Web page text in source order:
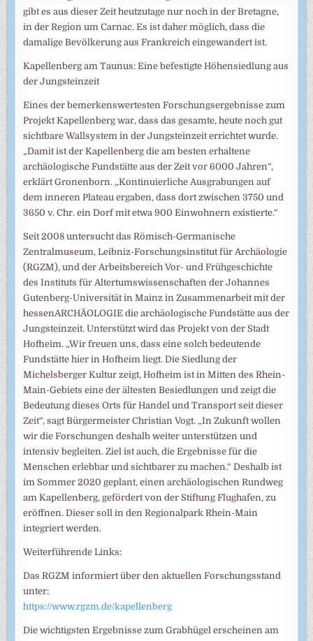
gibt es aus dieser Zeit heutzutage nur noch in der Bretagne,
in der Region um Carnac. Es ist daher möglich, dass die
damalige Bevölkerung aus Frankreich eingewandert ist.
Kapellenberg am Taunus: Eine befestigte Höhensiedlung aus
der Jungsteinzeit
Eines der bemerkenswertesten Forschungsergebnisse zum
Projekt Kapellenberg war, dass das gesamte, heute noch gut
sichtbare Wallsystem in der Jungsteinzeit errichtet wurde.
„Damit ist der Kapellenberg die am besten erhaltene
archäologische Fundstätte aus der Zeit vor 6000 Jahren“,
erklärt Gronenborn. „Kontinuierliche Ausgrabungen auf
dem inneren Plateau ergaben, dass dort zwischen 3750 und
3650 v. Chr. ein Dorf mit etwa 900 Einwohnern existierte.“
Seit 2008 untersucht das Römisch-Germanische
Zentralmuseum, Leibniz-Forschungsinstitut für Archäologie
(RGZM), und der Arbeitsbereich Vor- und Frühgeschichte
des Instituts für Altertumswissenschaften der Johannes
Gutenberg-Universität in Mainz in Zusammenarbeit mit der
hessenARCHÄOLOGIE die archäologische Fundstätte aus der
Jungsteinzeit. Unterstützt wird das Projekt von der Stadt
Hofheim. „Wir freuen uns, dass eine solch bedeutende
Fundstätte hier in Hofheim liegt. Die Siedlung der
Michelsberger Kultur zeigt, Hofheim ist in Mitten des Rhein-
Main-Gebiets eine der ältesten Besiedlungen und zeigt die
Bedeutung dieses Orts für Handel und Transport seit dieser
Zeit“, sagt Bürgermeister Christian Vogt. „In Zukunft wollen
wir die Forschungen deshalb weiter unterstützen und
intensiv begleiten. Ziel ist auch, die Ergebnisse für die
Menschen erlebbar und sichtbarer zu machen.“ Deshalb ist
im Sommer 2020 geplant, einen archäologischen Rundweg
am Kapellenberg, gefördert von der Stiftung Flughafen, zu
eröffnen. Dieser soll in den Regionalpark Rhein-Main
integriert werden.
Weiterführende Links:
Das RGZM informiert über den aktuellen Forschungsstand
unter:
https://www.rgzm.de/kapellenberg
Die wichtigsten Ergebnisse zum Grabhügel erscheinen am